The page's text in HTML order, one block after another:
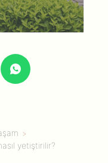
yetiştirilir?